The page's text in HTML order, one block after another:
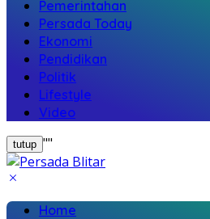
Pemerintahan
Persada Today
Ekonomi
Pendidikan
Politik
Lifestyle
Video
tutup ""
Home